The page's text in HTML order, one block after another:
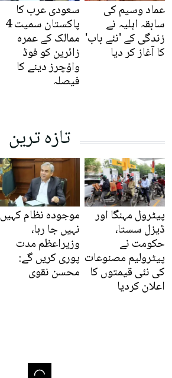
عماد وسیم کی
سابقہ اہلیہ نے
زندگی کے 'نئے باب'
کا آغاز کر دیا
سعودی عرب کا
پاکستان سمیت 4
ممالک کے عمرہ
زائرین کو فوڈ
واؤچرز دینے کا
فیصلہ
تازہ ترین
پیٹرول مہنگا اور
ڈیزل سستا،
حکومت نے
پیٹرولیم مصنوعات
کی نئی قیمتوں کا
اعلان کردیا
موجودہ نظام کہیں
نہیں جا رہا،
وزیراعظم مدت
پوری کریں گے:
محسن نقوی